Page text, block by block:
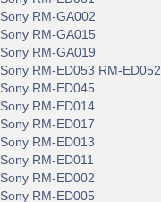
Sony RM-GA002
Sony RM-GA015
Sony RM-GA019
Sony RM-ED053 RM-ED052
Sony RM-ED045
Sony RM-ED014
Sony RM-ED017
Sony RM-ED013
Sony RM-ED011
Sony RM-ED002
Sony RM-ED005